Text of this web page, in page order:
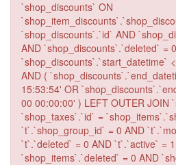
`shop_discounts` ON
`shop_discounts`.`id` AND
AND `shop_discounts`.`deleted` =
`shop_discounts`.`start_datetime`
AND (
15:53:54' OR
00 00:00:00' ) LEFT OUTER JOIN
`shop_taxes`.`id` =
`t`.`shop_group_id` = 0 AND
`t`.`deleted` = 0 AND `t`.`active` =
`shop_items`.`deleted` = 0 AND